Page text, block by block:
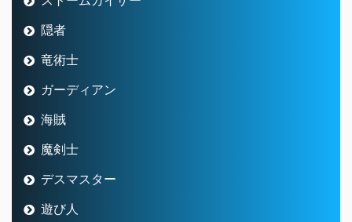
隠者
竜術士
ガーディアン
海賊
魔剣士
デスマスター
遊び人